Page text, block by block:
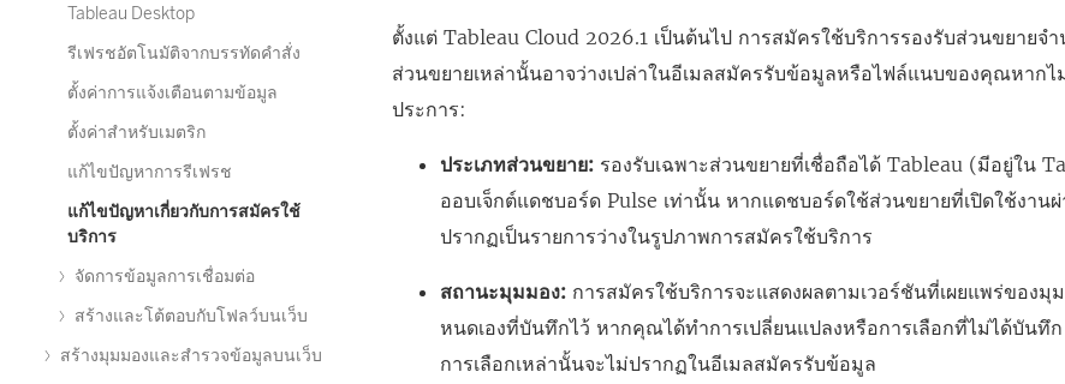
Tableau Desktop
รีเฟรชอัตโนมัติจากบรรทัดคำสั่ง
ตั้งค่าการแจ้งเตือนตามข้อมูล
ตั้งค่าสำหรับเมตริก
แก้ไขปัญหาการรีเฟรช
แก้ไขปัญหาเกี่ยวกับการสมัครใช้
บริการ
จัดการข้อมูลการเชื่อมต่อ
สร้างและโต้ตอบกับโฟลว์บนเว็บ
สร้างมุมมองและสำรวจข้อมูลบนเว็บ
ตั้งแต่ Tableau Cloud 2026.1 เป็นต้นไป การสมัครใช้บริการรองรับส่วนขยายจํ
ส่วนขยายเหล่านั้นอาจว่างเปล่าในอีเมลสมัครรับข้อมูลหรือไฟล์แนบของคุณหาก
ประการ:
ประเภทส่วนขยาย: รองรับเฉพาะส่วนขยายที่เชื่อถือได้ Tableau (มีอยู่ใน
ออบเจ็กต์แดชบอร์ด Pulse เท่านั้น หากแดชบอร์ดใช้ส่วนขยายที่เปิดใช้งาน
ปรากฏเป็นรายการว่างในรูปภาพการสมัครใช้บริการ
สถานะมุมมอง: การสมัครใช้บริการจะแสดงผลตามเวอร์ชันที่เผยแพร่ของ
หนดเองที่บันทึกไว้ หากคุณได้ทําการเปลี่ยนแปลงหรือการเลือกที่ไม่ได้บันทึ
การเลือกเหล่านั้นจะไม่ปรากฏในอีเมลสมัครรับข้อมูล